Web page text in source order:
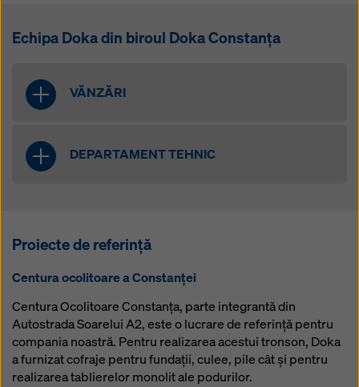
Echipa Doka din biroul Doka Constanța
VĂNZĂRI
Reprezentant vânzări
DEPARTAMENT TEHNIC
iuliana.musa@doka.com
Alina Ștefănescu
Telefon: +40 748 031 351
alina.stefanescu@doka.com
Proiecte de referință
Centura ocolitoare a Constanței
Centura Ocolitoare Constanța, parte integrantă din
Autostrada Soarelui A2, este o lucrare de referință pentru
compania noastră. Pentru realizarea acestui tronson, Doka
a furnizat cofraje pentru fundații, culee, pile cât și pentru
realizarea tablierelor monolit ale podurilor.